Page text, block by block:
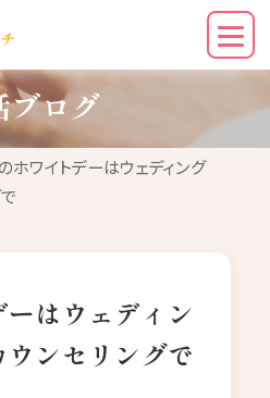
ブログ
ホワイトデーはウェディング
はウェディン
ンセリングで